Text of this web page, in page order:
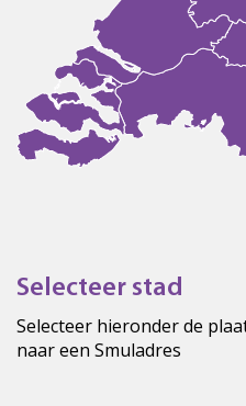
Selecteer stad
Selecteer hieronder de
naar een Smuladres